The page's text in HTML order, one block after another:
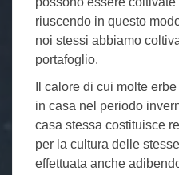
riuscendo in questo
noi stessi abbiamo
portafoglio.
Il calore di cui molte
in casa nel periodo
casa stessa costituisce
per la cultura delle
effettuata anche